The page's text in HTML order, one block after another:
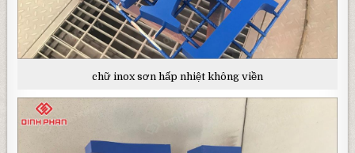
chữ inox sơn hấp nhiệt không viền